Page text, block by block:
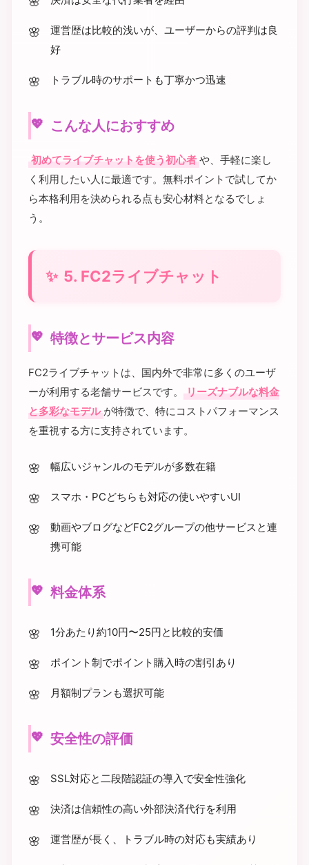
運営歴は比較的浅いが、ユーザーからの評判は良
好
トラブル時のサポートも丁寧かつ迅速
こんな人におすすめ
初めてライブチャットを使う初心者 や、手軽に楽し
く利用したい人に最適です。無料ポイントで試してか
ら本格利用を決められる点も安心材料となるでしょ
う。
5. FC2ライブチャット
特徴とサービス内容
FC2ライブチャットは、国内外で非常に多くのユーザ
ーが利用する老舗サービスです。
リーズナブルな料金
と多彩なモデル が特徴で、特にコストパフォーマンス
を重視する方に支持されています。
幅広いジャンルのモデルが多数在籍
スマホ・PCどちらも対応の使いやすいUI
動画やブログなどFC2グループの他サービスと連
携可能
料金体系
1分あたり約10円〜25円と比較的安価
ポイント制でポイント購入時の割引あり
月額制プランも選択可能
安全性の評価
SSL対応と二段階認証の導入で安全性強化
決済は信頼性の高い外部決済代行を利用
運営歴が長く、トラブル時の対応も実績あり